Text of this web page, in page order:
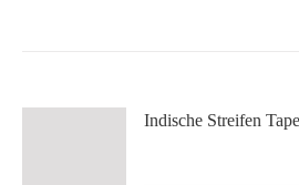
Indische Streifen